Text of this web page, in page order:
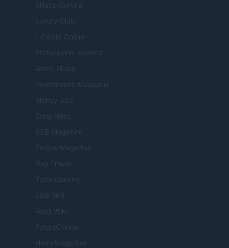
Milano Cortina
Luxury Club
Il Calcio Online
Professione mamma
World Music
Investimenti Magazine
Money 365
Zona Nerd
B2B Magazine
People Magazine
Day Travel
Tutto Gaming
ESG 365
Food Wiki
FuturoDonna
HomeMagazine